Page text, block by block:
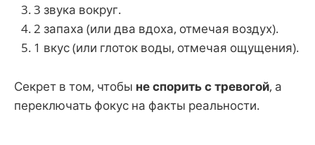
3 звука вокруг.
2 запаха (или два вдоха, отмечая воздух).
1 вкус (или глоток воды, отмечая ощущения).
Секрет в том, чтобы не спорить с тревогой, а
переключать фокус на факты реальности.